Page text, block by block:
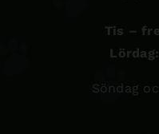
Tis –
Lördag:
Söndag